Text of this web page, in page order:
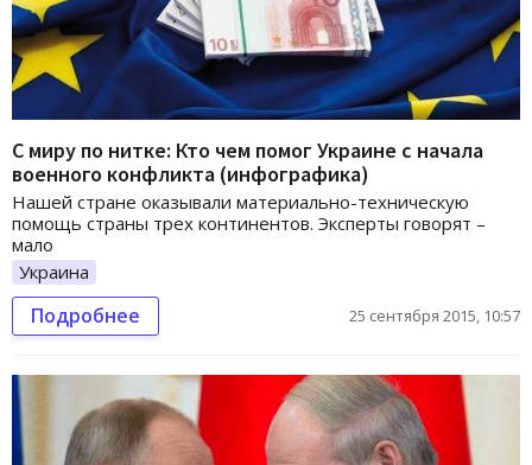
С миру по нитке: Кто чем помог Украине с начала
военного конфликта (инфографика)
Нашей стране оказывали материально-техническую
помощь страны трех континентов. Эксперты говорят –
мало
Украина
Подробнее 25 сентября 2015, 10:57